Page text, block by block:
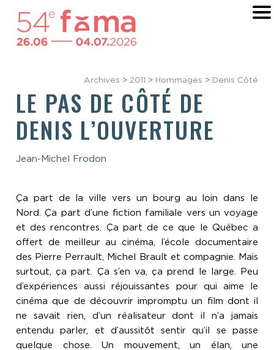
Archives > 2011 > Hommages > Denis Côté
LE PAS DE CÔTÉ DE
DENIS L’OUVERTURE
Jean-Michel Frodon
Ça part de la ville vers un bourg au loin dans le
Nord. Ça part d’une fiction familiale vers un voyage
et des rencontres. Ça part de ce que le Québec a
offert de meilleur au cinéma, l’école documentaire
des Pierre Perrault, Michel Brault et compagnie. Mais
surtout, ça part. Ça s’en va, ça prend le large. Peu
d’expériences aussi réjouissantes pour qui aime le
cinéma que de découvrir impromptu un film dont il
ne savait rien, d’un réalisateur dont il n’a jamais
entendu parler, et d’aussitôt sentir qu’il se passe
quelque chose. Un mouvement, un élan, une